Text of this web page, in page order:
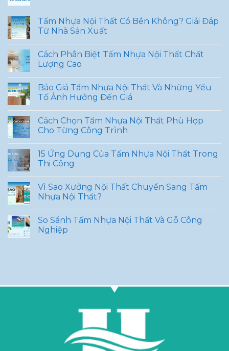
Tấm Nhựa Nội Thất Có Bền Không? Giải Đáp
Từ Nhà Sản Xuất
Cách Phân Biệt Tấm Nhựa Nội Thất Chất
Lượng Cao
Báo Giá Tấm Nhựa Nội Thất Và Những Yếu
Tố Ảnh Hưởng Đến Giá
Cách Chọn Tấm Nhựa Nội Thất Phù Hợp
Cho Từng Công Trình
15 Ứng Dụng Của Tấm Nhựa Nội Thất Trong
Thi Công
Vì Sao Xưởng Nội Thất Chuyển Sang Tấm
Nhựa Nội Thất?
So Sánh Tấm Nhựa Nội Thất Và Gỗ Công
Nghiệp